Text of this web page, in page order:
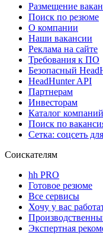
Размещение
Поиск по резюме
О компании
Наши вакансии
Реклама на сайте
Требования к ПО
Безопасный
HeadHunter API
Партнерам
Инвесторам
Каталог компаний
Поиск по
Сетка: соцсеть
Соискателям
hh PRO
Готовое резюме
Все сервисы
Хочу у вас
Экспертная